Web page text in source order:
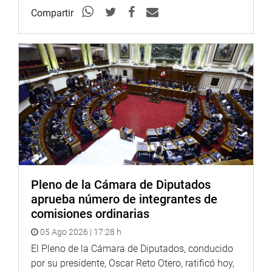
reclamó que el Gobierno atienda a los tres mil
trabajadores artesanales del Callao. Octavio Salazar (FP)
habló de la urgencia de profesionalizar la justicia y de
derrotar al crimen con mayores recursos.
Janet Sánchez (PPK) planteó que el Hospital de
Rehabilitación del Callao sea una unidad ejecutora para
que goce de independencia administrativa, mientras que
Gloria Montenegro (APP) reclamó que el Ejecutivo no
desatienda los programas sociales a favor de la niñez.
En el amplio debate, los parlamentarios de las diferentes
regiones, la mayoría de ellas dirigidas al titular del
Ministerio de Economía.
La parlamentaria Indira Huilca (FA), en su intervención,
propuso que se incluya en el presupuesto un fondo para
la erradicación de la lucha contra la violencia familiar. Por
Compartir
Pleno de la Cámara de Diputados
aprueba número de integrantes de
comisiones ordinarias
05 Ago 2026 | 17:28 h
El Pleno de la Cámara de Diputados, conducido
por su presidente, Oscar Reto Otero, ratificó hoy,